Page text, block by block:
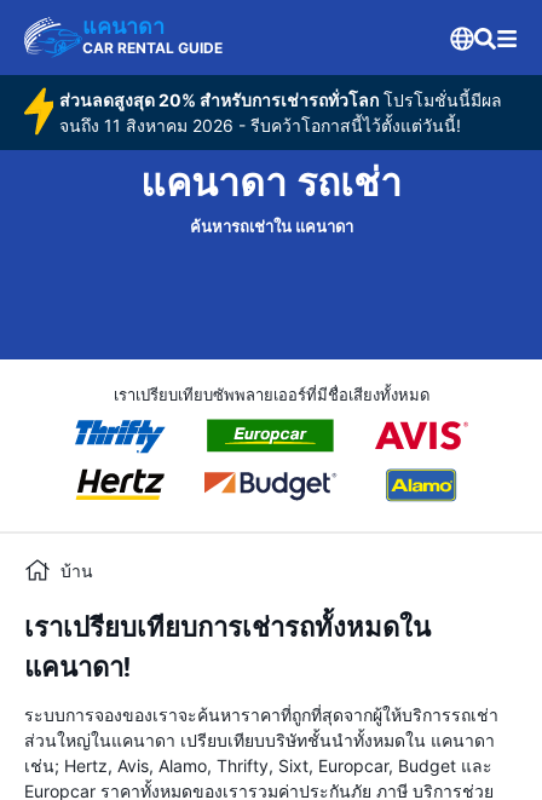
แคนาดา
CAR RENTAL GUIDE
ส่วนลดสูงสุด 20% สำหรับการเช่ารถทั่วโลกโปรโมชั่นนี้มีผล
จนถึง 11 สิงหาคม 2026 - รีบคว้าโอกาสนี้ไว้ตั้งแต่วันนี้!
แคนาดา รถเช่า
ค้นหารถเช่าใน แคนาดา
เราเปรียบเทียบซัพพลายเออร์ที่มีชื่อเสียงทั้งหมด
บ้าน
เราเปรียบเทียบการเช่ารถทั้งหมดใน
แคนาดา!
ระบบการจองของเราจะค้นหาราคาที่ถูกที่สุดจากผู้ให้บริการรถเช่า
ส่วนใหญ่ในแคนาดา เปรียบเทียบบริษัทชั้นนำทั้งหมดใน แคนาดา
เช่น; Hertz, Avis, Alamo, Thrifty, Sixt, Europcar, Budget และ
Europcar ราคาทั้งหมดของเรารวมค่าประกันภัย ภาษี บริการช่วย